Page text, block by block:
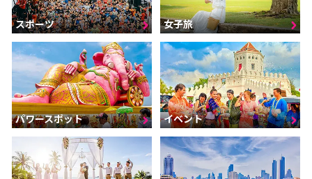
スポーツ 女子旅
パワースポット イベント